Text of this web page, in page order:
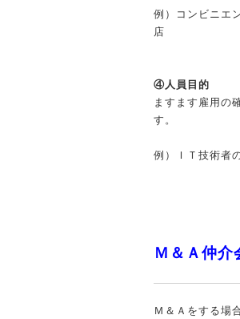
例）コンビニエ
店
④人員目的
ますます雇用の
す。
例）ＩＴ技術者
Ｍ＆Ａ仲
Ｍ＆Ａをする場